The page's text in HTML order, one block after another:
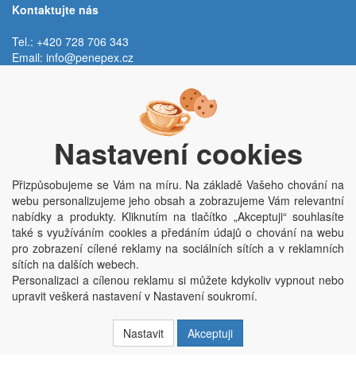
Kontaktujte nás
Tel.: +420 728 706 343
Email: info@penepex.cz
Trávník 2076, 686 03 Staré Město
Copyright © Penepex s.r.o. 2025, powered byABRA E-shop
Penepex s.r.o., Za Špicí 1798, 686 03 Staré Město; IČO: 03220923; DIČ:
CZ03220923; zápis do obchodního rejstříku dne 22. 7. 2014, krajský soud v
Brně oddíl C, vložka 84002
Nastavení cookies
Přizpůsobujeme se Vám na míru. Na základě Vašeho chování na
webu personalizujeme jeho obsah a zobrazujeme Vám relevantní
nabídky a produkty. Kliknutím na tlačítko „Akceptuji“ souhlasíte
také s využíváním cookies a předáním údajů o chování na webu
pro zobrazení cílené reklamy na sociálních sítích a v reklamních
sítích na dalších webech.
Personalizaci a cílenou reklamu si můžete kdykoliv vypnout nebo
upravit veškerá nastavení v Nastavení soukromí.
Nastavit Akceptuji